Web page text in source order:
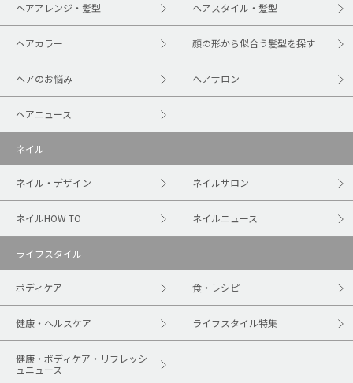
ヘアアレンジ・髪型 ヘアスタイル・髪型
ヘアカラー 顔の形から似合う髪型を探す
ヘアのお悩み ヘアサロン
ヘアニュース
ネイル
ネイル・デザイン ネイルサロン
ネイルHOW TO ネイルニュース
ライフスタイル
ボディケア 食・レシピ
健康・ヘルスケア ライフスタイル特集
健康・ボディケア・リフレッシ
ュニュース